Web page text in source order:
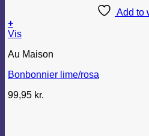
Add to
+
Vis
Au Maison
Bonbonnier lime/rosa
99,95 kr.